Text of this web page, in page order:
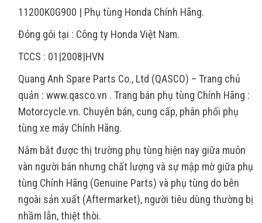
11200K0G900 | Phụ tùng Honda Chính Hãng.
Đóng gói tại : Công ty Honda Việt Nam.
TCCS : 01|2008|HVN
Quang Anh Spare Parts Co., Ltd (QASCO) – Trang chủ
quản : www.qasco.vn . Trang bán phụ tùng Chính Hãng :
Motorcycle.vn. Chuyên bán, cung cấp, phân phối phụ
tùng xe máy Chính Hãng.
Nắm bắt được thị trường phụ tùng hiện nay giữa muôn
vàn người bán nhưng chất lượng và sự mập mờ giữa phụ
tùng Chính Hãng (Genuine Parts) và phụ tùng do bên
ngoài sản xuất (Aftermarket), người tiêu dùng thường bị
nhầm lẫn, thiệt thòi.